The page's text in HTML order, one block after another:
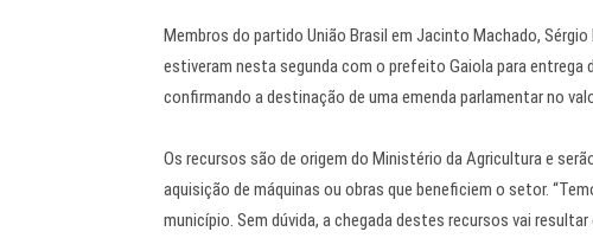
Membros do partido União Brasil em Jacinto Machado,
estiveram nesta segunda com o prefeito Gaiola para
confirmando a destinação de uma emenda parlamentar no
Os recursos são de origem do Ministério da Agricultura e
aquisição de máquinas ou obras que beneficiem o setor.
município. Sem dúvida, a chegada destes recursos vai